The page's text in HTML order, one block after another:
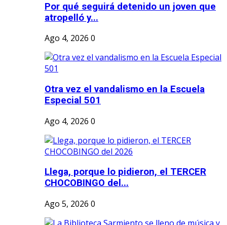
Por qué seguirá detenido un joven que
atropelló y...
Ago 4, 2026 0
Otra vez el vandalismo en la Escuela
Especial 501
Ago 4, 2026 0
Llega, porque lo pidieron, el TERCER
CHOCOBINGO del...
Ago 5, 2026 0